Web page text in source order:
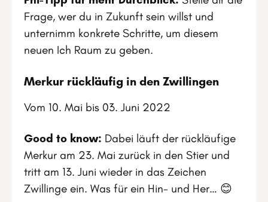
Frage, wer du in Zukunft sein willst und
unternimm konkrete Schritte, um diesem
neuen Ich Raum zu geben.
Merkur rückläufig in den Zwillingen
Vom 10. Mai bis 03. Juni 2022
Good to know: Dabei läuft der rückläufige
Merkur am 23. Mai zurück in den Stier und
tritt am 13. Juni wieder in das Zeichen
Zwillinge ein. Was für ein Hin- und Her… 😊